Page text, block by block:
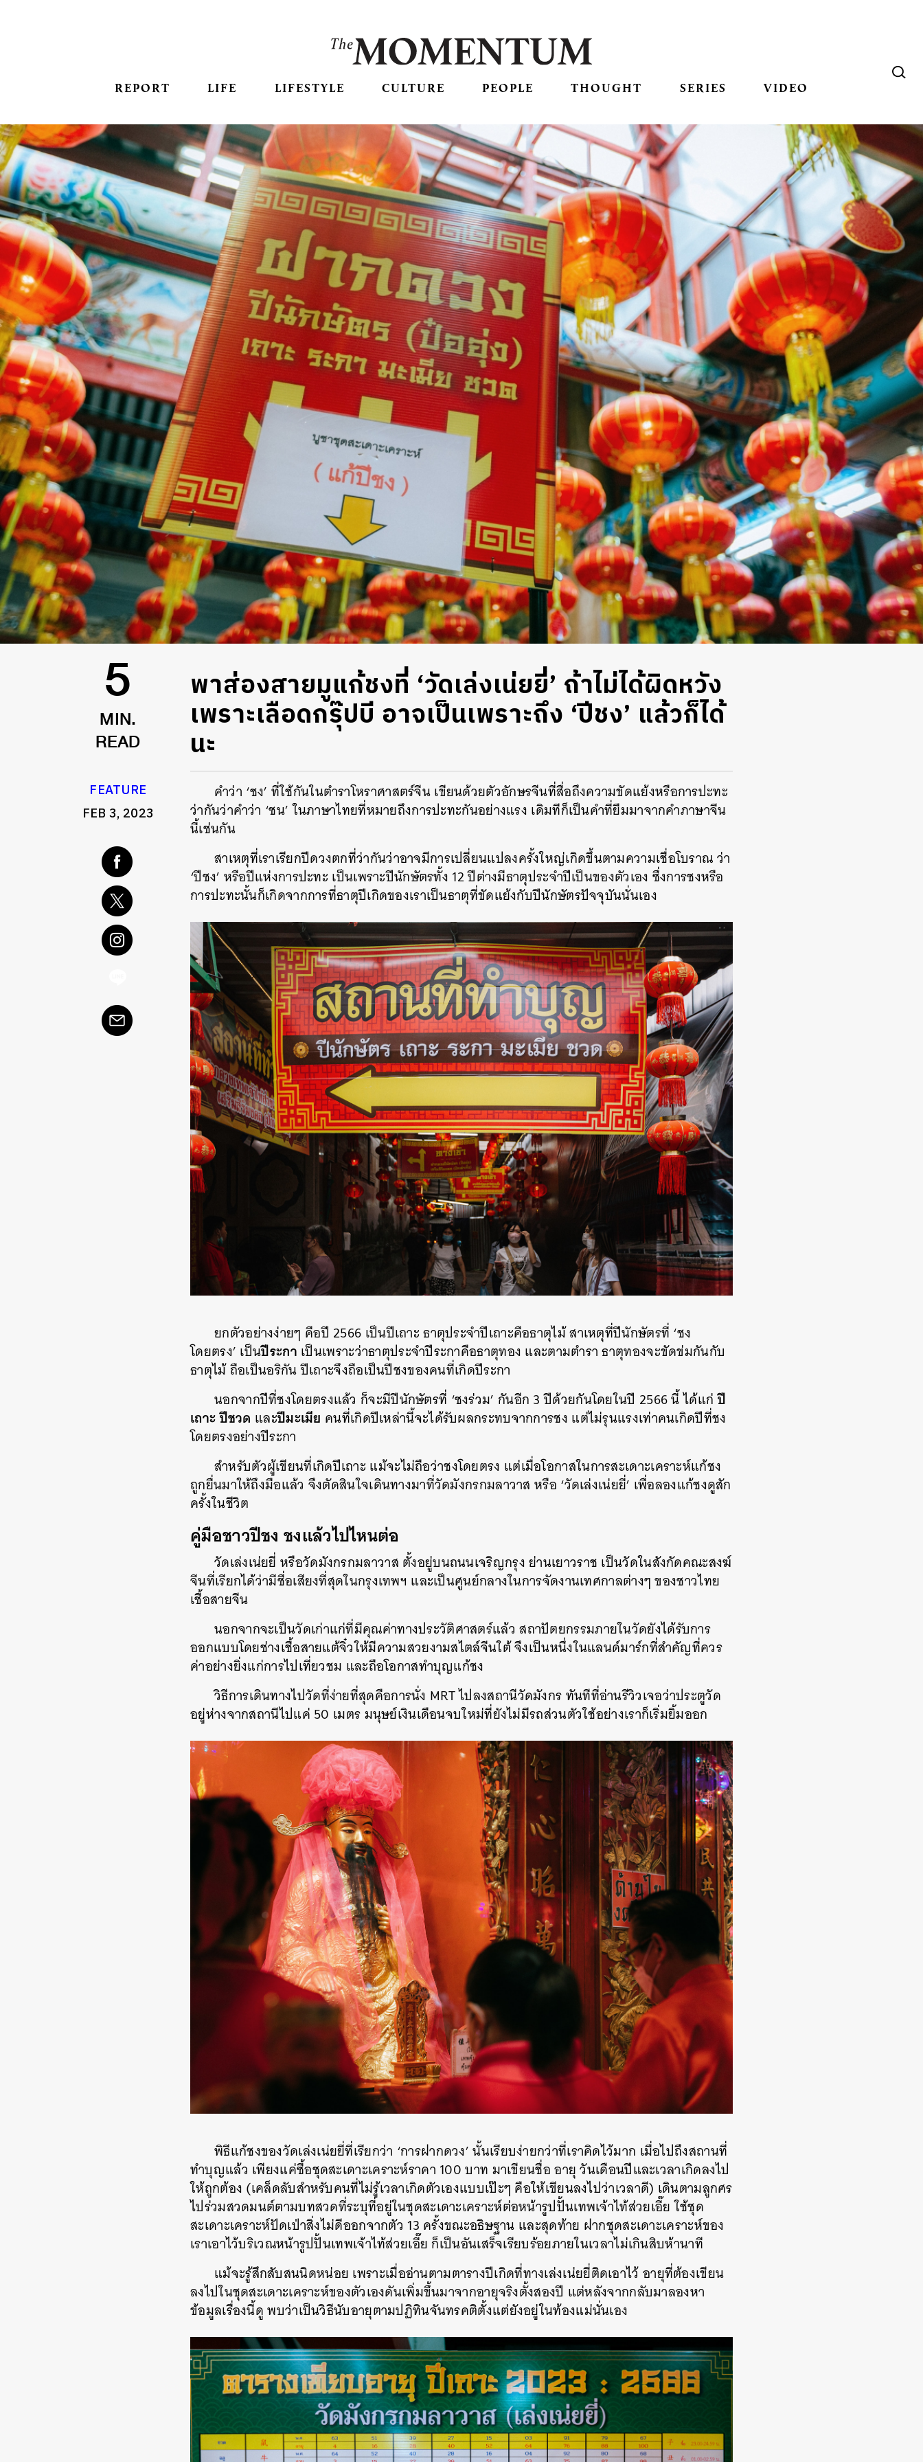
REPORT LIFE LIFESTYLE CULTURE PEOPLE THOUGHT SERIES VIDEO
5
MIN.
READ
FEATURE
FEB 3, 2023
พาส่องสายมูแก้ชงที่ ‘วัดเล่งเน่ยยี่’ ถ้าไม่ได้ผิดหวัง
เพราะเลือดกรุ๊ปบี อาจเป็นเพราะถึง ‘ปีชง’ แล้วก็ได้
นะ
คำว่า ‘ชง’ ที่ใช้กันในตำราโหราศาสตร์จีน เขียนด้วยตัวอักษรจีนที่สื่อถึงความขัดแย้งหรือการปะทะ
ว่ากันว่าคำว่า ‘ชน’ ในภาษาไทยที่หมายถึงการปะทะกันอย่างแรง เดิมทีก็เป็นคำที่ยืมมาจากคำภาษาจีน
นี้เช่นกัน
สาเหตุที่เราเรียกปีดวงตกที่ว่ากันว่าอาจมีการเปลี่ยนแปลงครั้งใหญ่เกิดขึ้นตามความเชื่อโบราณ ว่า
‘ปีชง’ หรือปีแห่งการปะทะ เป็นเพราะปีนักษัตรทั้ง 12 ปีต่างมีธาตุประจำปีเป็นของตัวเอง ซึ่งการชงหรือ
การปะทะนั้นก็เกิดจากการที่ธาตุปีเกิดของเราเป็นธาตุที่ขัดแย้งกับปีนักษัตรปัจจุบันนั่นเอง
ยกตัวอย่างง่ายๆ คือปี 2566 เป็นปีเถาะ ธาตุประจำปีเถาะคือธาตุไม้ สาเหตุที่ปีนักษัตรที่ ‘ชง
โดยตรง’ เป็นปีระกา เป็นเพราะว่าธาตุประจำปีระกาคือธาตุทอง และตามตำรา ธาตุทองจะขัดข่มกันกับ
ธาตุไม้ ถือเป็นอริกัน ปีเถาะจึงถือเป็นปีชงของคนที่เกิดปีระกา
นอกจากปีที่ชงโดยตรงแล้ว ก็จะมีปีนักษัตรที่ ‘ชงร่วม’ กันอีก 3 ปีด้วยกันโดยในปี 2566 นี้ ได้แก่ปี
เถาะปีชวด และปีมะเมีย คนที่เกิดปีเหล่านี้จะได้รับผลกระทบจากการชง แต่ไม่รุนแรงเท่าคนเกิดปีที่ชง
โดยตรงอย่างปีระกา
สำหรับตัวผู้เขียนที่เกิดปีเถาะ แม้จะไม่ถือว่าชงโดยตรง แต่เมื่อโอกาสในการสะเดาะเคราะห์แก้ชง
ถูกยื่นมาให้ถึงมือแล้ว จึงตัดสินใจเดินทางมาที่วัดมังกรกมลาวาส หรือ ‘วัดเล่งเน่ยยี่’ เพื่อลองแก้ชงดูสัก
ครั้งในชีวิต
คู่มือชาวปีชง ชงแล้วไปไหนต่อ
วัดเล่งเน่ยยี่ หรือวัดมังกรกมลาวาส ตั้งอยู่บนถนนเจริญกรุง ย่านเยาวราช เป็นวัดในสังกัดคณะสงฆ์
จีนที่เรียกได้ว่ามีชื่อเสียงที่สุดในกรุงเทพฯ และเป็นศูนย์กลางในการจัดงานเทศกาลต่างๆ ของชาวไทย
เชื้อสายจีน
นอกจากจะเป็นวัดเก่าแก่ที่มีคุณค่าทางประวัติศาสตร์แล้ว สถาปัตยกรรมภายในวัดยังได้รับการ
ออกแบบโดยช่างเชื้อสายแต้จิ๋วให้มีความสวยงามสไตล์จีนใต้ จึงเป็นหนึ่งในแลนด์มาร์กที่สำคัญที่ควร
ค่าอย่างยิ่งแก่การไปเที่ยวชม และถือโอกาสทำบุญแก้ชง
วิธีการเดินทางไปวัดที่ง่ายที่สุดคือการนั่ง MRT ไปลงสถานีวัดมังกร ทันทีที่อ่านรีวิวเจอว่าประตูวัด
อยู่ห่างจากสถานีไปแค่ 50 เมตร มนุษย์เงินเดือนจบใหม่ที่ยังไม่มีรถส่วนตัวใช้อย่างเราก็เริ่มยิ้มออก
พิธีแก้ชงของวัดเล่งเน่ยยี่ที่เรียกว่า ‘การฝากดวง’ นั้นเรียบง่ายกว่าที่เราคิดไว้มาก เมื่อไปถึงสถานที่
ทำบุญแล้ว เพียงแค่ซื้อชุดสะเดาะเคราะห์ราคา 100 บาท มาเขียนชื่อ อายุ วันเดือนปีและเวลาเกิดลงไป
ให้ถูกต้อง (เคล็ดลับสำหรับคนที่ไม่รู้เวลาเกิดตัวเองแบบเป๊ะๆ คือให้เขียนลงไปว่าเวลาดี) เดินตามลูกศร
ไปร่วมสวดมนต์ตามบทสวดที่ระบุที่อยู่ในชุดสะเดาะเคราะห์ต่อหน้ารูปปั้นเทพเจ้าไท้ส่วยเอี๊ย ใช้ชุด
สะเดาะเคราะห์ปัดเป่าสิ่งไม่ดีออกจากตัว 13 ครั้งขณะอธิษฐาน และสุดท้าย ฝากชุดสะเดาะเคราะห์ของ
เราเอาไว้บริเวณหน้ารูปปั้นเทพเจ้าไท้ส่วยเอี๊ย ก็เป็นอันเสร็จเรียบร้อยภายในเวลาไม่เกินสิบห้านาที
แม้จะรู้สึกสับสนนิดหน่อย เพราะเมื่ออ่านตามตารางปีเกิดที่ทางเล่งเน่ยยี่ติดเอาไว้ อายุที่ต้องเขียน
ลงไปในชุดสะเดาะเคราะห์ของตัวเองดันเพิ่มขึ้นมาจากอายุจริงตั้งสองปี แต่หลังจากกลับมาลองหา
ข้อมูลเรื่องนี้ดู พบว่าเป็นวิธีนับอายุตามปฏิทินจันทรคติตั้งแต่ยังอยู่ในท้องแม่นั่นเอง
ค้นหา
SHARE TWEET LINE EMAIL